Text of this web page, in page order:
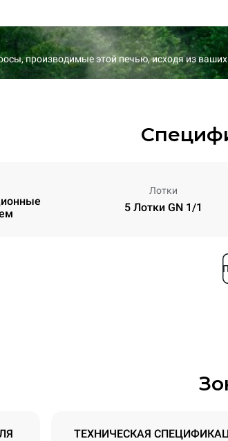
производимые этой печью, исходя из
Лотки
5 Лотки GN 1/1
ТЕХНИЧЕСКАЯ